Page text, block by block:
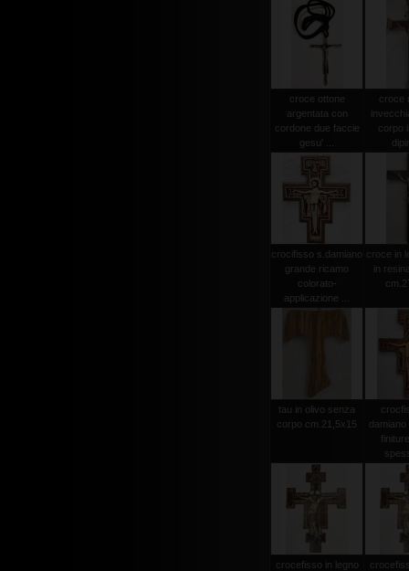
croce ottone
argentata con
cordone due faccie
gesu' ...
croce
corpo
crocifisso s.damiano
grande ricamo
colorato-
applicazione ...
croce in
in
tau in olivo senza
corpo cm.21,5x15
crocefisso in legno